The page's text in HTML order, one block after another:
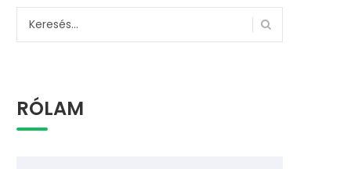
Keresés:
RÓLAM